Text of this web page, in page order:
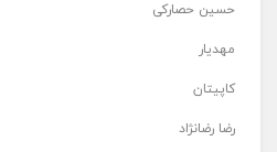
حسین حصارکی
مهدیار
کاپیتان
رضا رضانژاد